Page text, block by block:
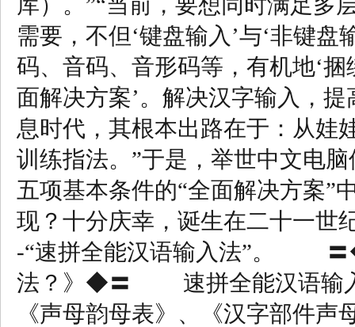
需要，不但‘键盘输入’与‘非键
码、音码、音形码等，有机地‘
面解决方案’。解决汉字输入，
息时代，其根本出路在于：从
训练指法。”于是，举世中文电
五项基本条件的“全面解决方案”
现？十分庆幸，诞生在二十一世
-“速拼全能汉语输入法”。 〓
法？》◆〓 速拼全能汉语输入
《声母韵母表》、《汉字部件